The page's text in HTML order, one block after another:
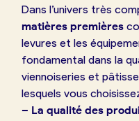
Dans l’univers très
matières premières
levures et les
fondamental dans la
viennoiseries et
lesquels vous
– La qualité des